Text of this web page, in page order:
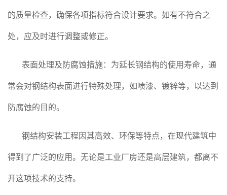
的质量检查，确保各项指标符合设计要求。如有不符合之
处，应及时进行调整或修正。
表面处理及防腐蚀措施：为延长钢结构的使用寿命，通
常会对钢结构表面进行特殊处理，如喷漆、镀锌等，以达到
防腐蚀的目的。
钢结构安装工程因其高效、环保等特点，在现代建筑中
得到了广泛的应用。无论是工业厂房还是高层建筑，都离不
开这项技术的支持。